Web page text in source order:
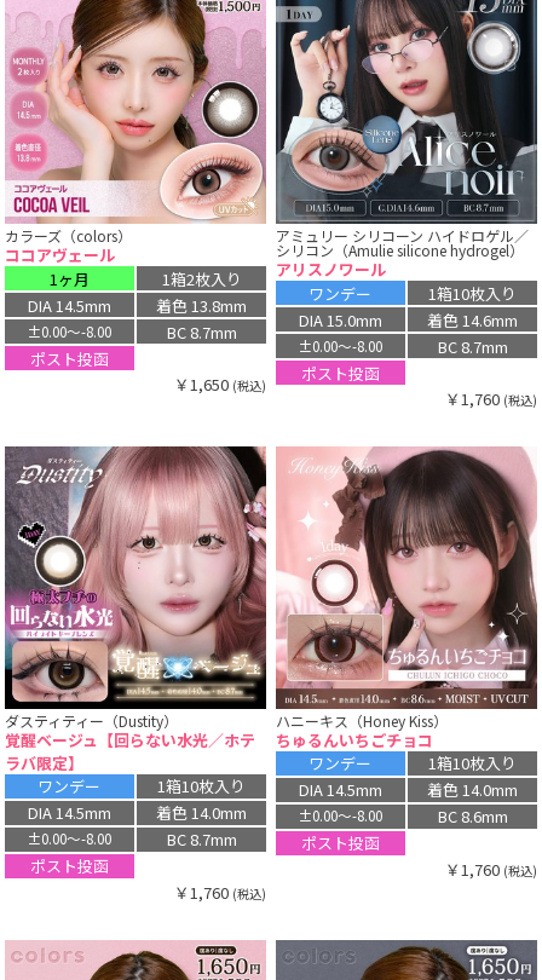
カラーズ（colors）
ココアヴェール
1ヶ月
1箱2枚入り
DIA 14.5mm
着色 13.8mm
±0.00〜-8.00
BC 8.7mm
ポスト投函
￥1,650 (税込)
アミュリー シリコーン ハイドロゲル／
シリコン（Amulie silicone hydrogel）
アリスノワール
ワンデー
1箱10枚入り
DIA 15.0mm
着色 14.6mm
±0.00〜-8.00
BC 8.7mm
ポスト投函
￥1,760 (税込)
ダスティティー（Dustity）
覚醒ベージュ【回らない水光／ホテ
ラバ限定】
ワンデー
1箱10枚入り
DIA 14.5mm
着色 14.0mm
±0.00〜-8.00
BC 8.7mm
ポスト投函
￥1,760 (税込)
ハニーキス（Honey Kiss）
ちゅるんいちごチョコ
ワンデー
1箱10枚入り
DIA 14.5mm
着色 14.0mm
±0.00〜-8.00
BC 8.6mm
ポスト投函
￥1,760 (税込)